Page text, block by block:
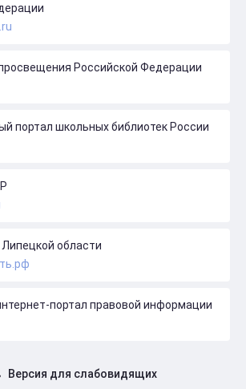
Российской Федерации
портал школьных библиотек России
области
портал правовой информации
Версия для слабовидящих